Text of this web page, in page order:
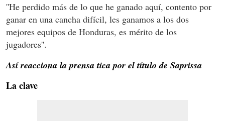
''He perdido más de lo que he ganado aquí, contento por
ganar en una cancha difícil, les ganamos a los dos
mejores equipos de Honduras, es mérito de los
jugadores''.
Así reacciona la prensa tica por el título de Saprissa
La clave